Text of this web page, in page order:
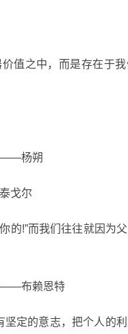
值之中，而是存在于我
——杨朔
戈尔
的!”而我们往往就因为
——布赖恩特
定的意志，把个人的